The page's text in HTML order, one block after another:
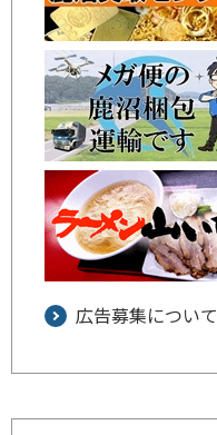
広告募集について